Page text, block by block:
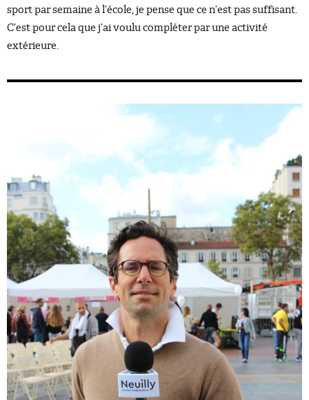
sport par semaine à l’école, je pense que ce n’est pas suffisant.
C’est pour cela que j’ai voulu compléter par une activité
extérieure.